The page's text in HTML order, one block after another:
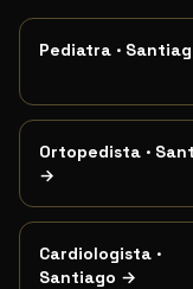
Pediatra ·
Ortopedista ·
→
Cardiologista ·
Santiago →